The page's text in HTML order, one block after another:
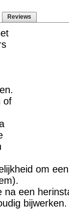
Reviews
of
om
een
bijwerken.